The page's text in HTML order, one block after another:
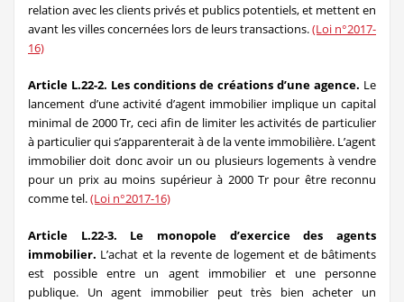
relation avec les clients privés et publics potentiels, et mettent en
avant les villes concernées lors de leurs transactions.(Loi n°2017-
16)
Article L.22-2. Les conditions de créations d’une agence. Le
lancement d’une activité d’agent immobilier implique un capital
minimal de 2000 Tr, ceci afin de limiter les activités de particulier
à particulier qui s’apparenterait à de la vente immobilière. L’agent
immobilier doit donc avoir un ou plusieurs logements à vendre
pour un prix au moins supérieur à 2000 Tr pour être reconnu
comme tel.(Loi n°2017-16)
Article L.22-3. Le monopole d’exercice des agents
immobilier. L’achat et la revente de logement et de bâtiments
est possible entre un agent immobilier et une personne
publique. Un agent immobilier peut très bien acheter un